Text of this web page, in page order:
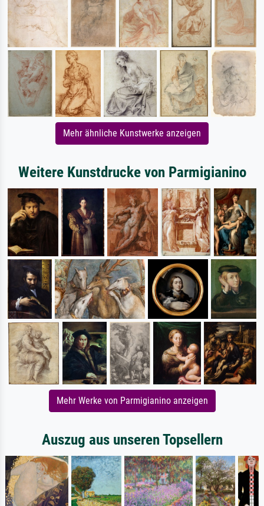
Mehr ähnliche Kunstwerke anzeigen
Weitere Kunstdrucke von Parmigianino
Mehr Werke von Parmigianino anzeigen
Auszug aus unseren Topsellern